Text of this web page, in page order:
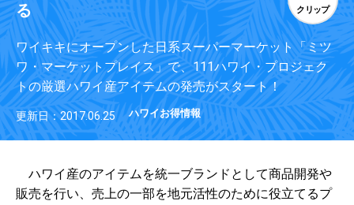
る
クリップ
ワイキキにオープンした日系スーパーマーケット「ミツ
ワ・マーケットプレイス」で、111ハワイ・プロジェク
トの厳選ハワイ産アイテムの発売がスタート！
更新日：2017.06.25 ハワイお得情報
ハワイ産のアイテムを統一ブランドとして商品開発や
販売を行い、売上の一部を地元活性のために役立てるプ